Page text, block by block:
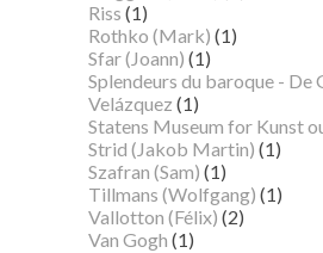
Riss (1)
Rothko (Mark) (1)
Sfar (Joann) (1)
Splendeurs du baroque - De
Velázquez (1)
Statens Museum for Kunst
Strid (Jakob Martin) (1)
Szafran (Sam) (1)
Tillmans (Wolfgang) (1)
Vallotton (Félix) (2)
Van Gogh (1)